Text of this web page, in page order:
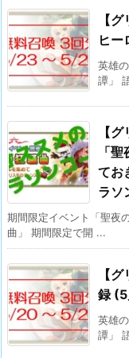
【
ヒ
英雄
譚」
【
「
てお
ラソ
期間限定イベント「聖夜
曲」 期間限定で開 ...
【
録
英雄
譚」